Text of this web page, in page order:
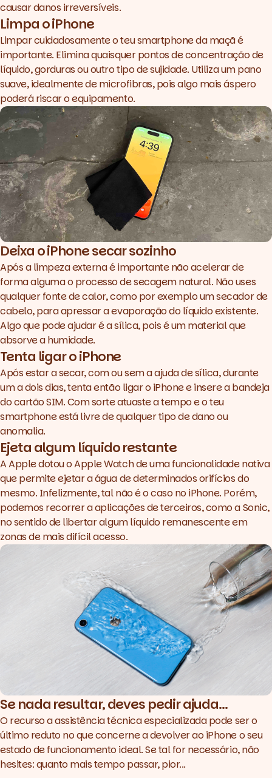
causar danos irreversíveis.
Limpa o iPhone
Limpar cuidadosamente o teu smartphone da maçã é
importante. Elimina quaisquer pontos de concentração de
líquido, gorduras ou outro tipo de sujidade. Utiliza um pano
suave, idealmente de microfibras, pois algo mais áspero
poderá riscar o equipamento.
Deixa o iPhone secar sozinho
Após a limpeza externa é importante não acelerar de
forma alguma o processo de secagem natural. Não uses
qualquer fonte de calor, como por exemplo um secador de
cabelo, para apressar a evaporação do líquido existente.
Algo que pode ajudar é a sílica, pois é um material que
absorve a humidade.
Tenta ligar o iPhone
Após estar a secar, com ou sem a ajuda de sílica, durante
um a dois dias, tenta então ligar o iPhone e insere a bandeja
do cartão SIM. Com sorte atuaste a tempo e o teu
smartphone está livre de qualquer tipo de dano ou
anomalia.
Ejeta algum líquido restante
A Apple dotou o Apple Watch de uma funcionalidade nativa
que permite ejetar a água de determinados orifícios do
mesmo. Infelizmente, tal não é o caso no iPhone. Porém,
podemos recorrer a aplicações de terceiros, como aSonic,
no sentido de libertar algum líquido remanescente em
zonas de mais difícil acesso.
Se nada resultar, deves pedir ajuda...
O recurso a assistência técnica especializada pode ser o
último reduto no que concerne a devolver ao iPhone o seu
estado de funcionamento ideal. Se tal for necessário, não
hesites: quanto mais tempo passar, pior...